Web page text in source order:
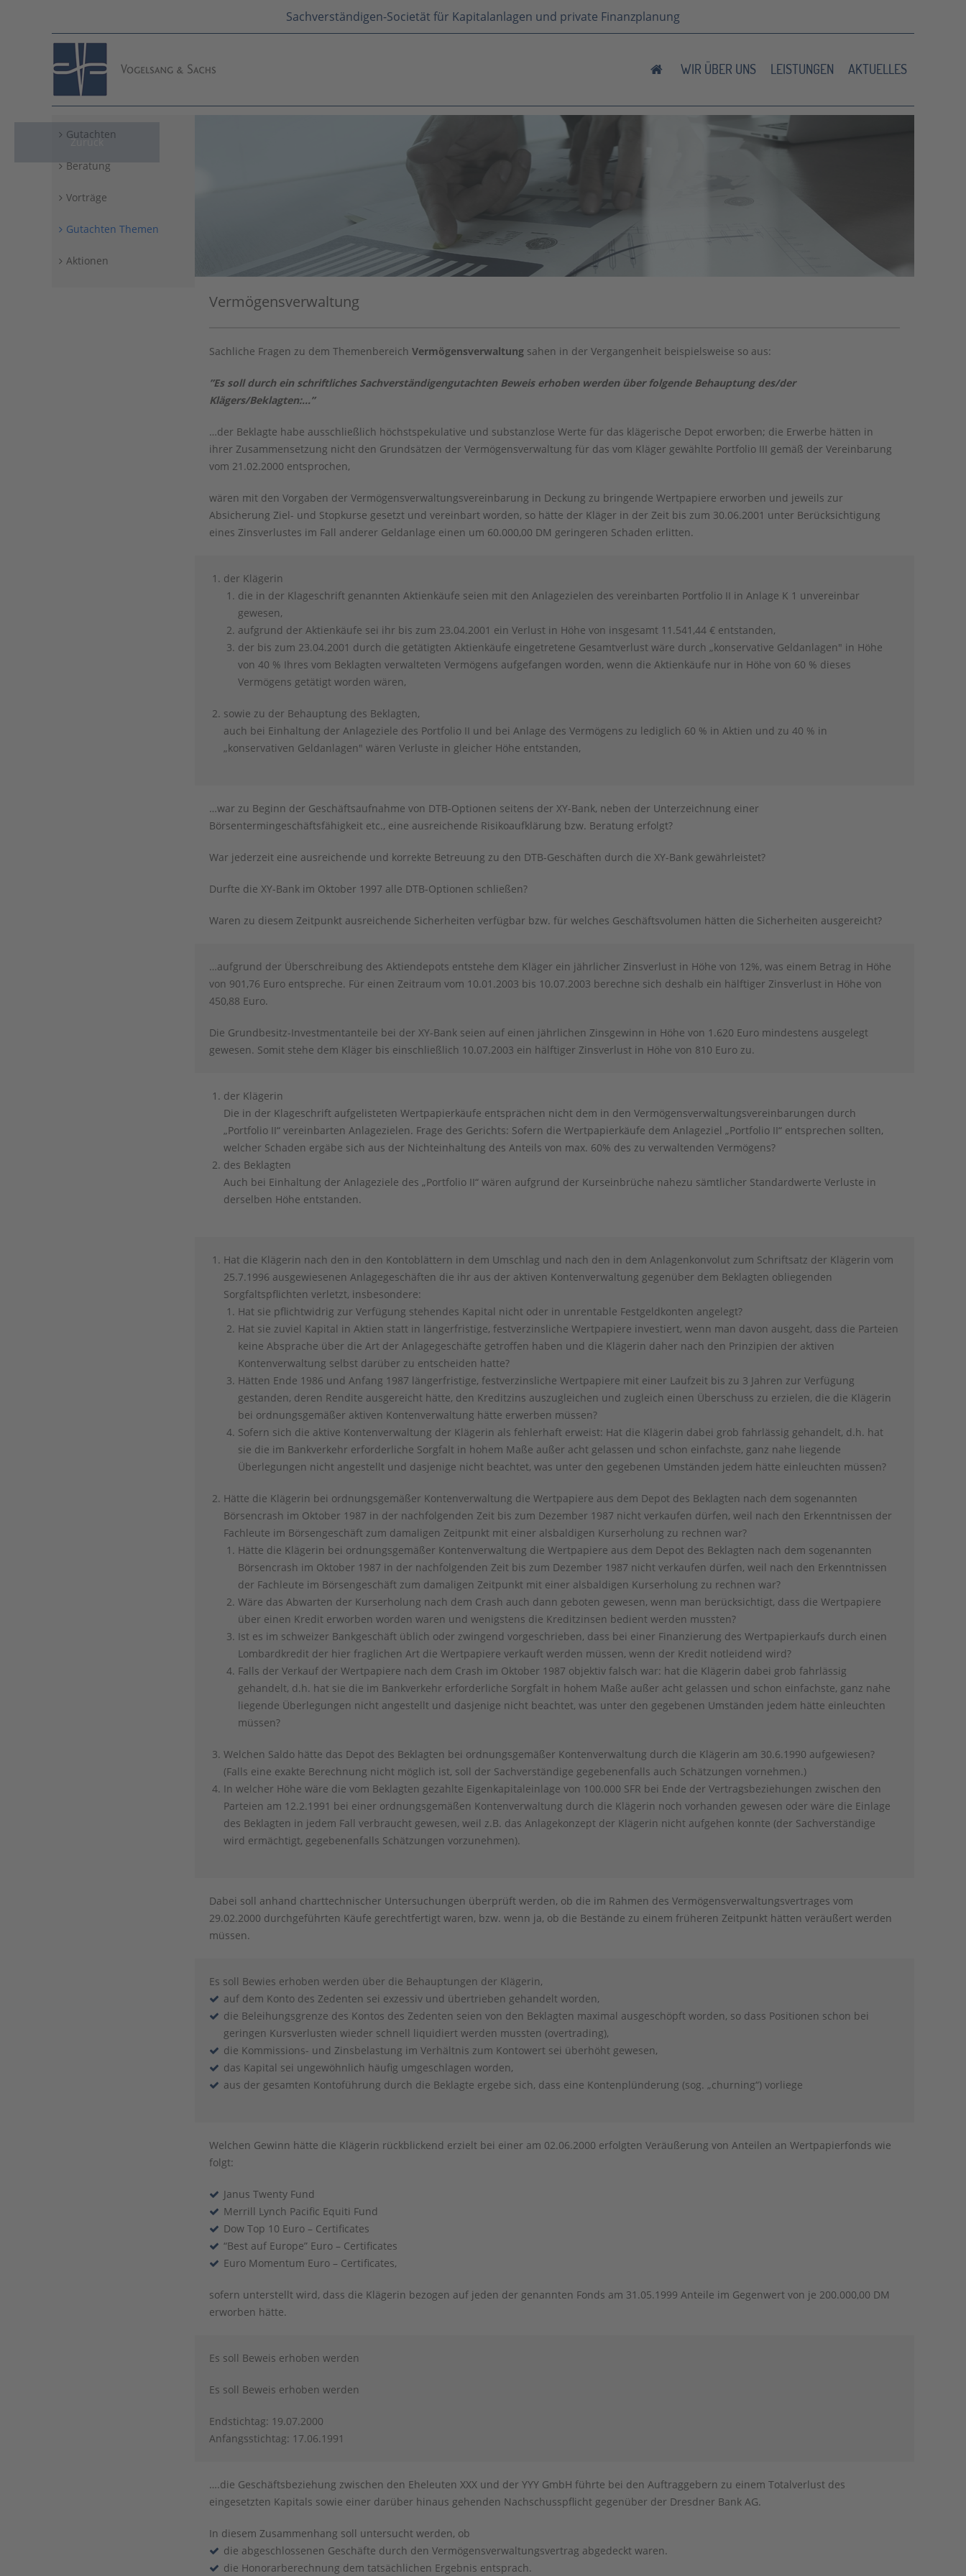
Sachverständigen-Societät für Kapitalanlagen und private Finanzplanung
WIR ÜBER UNS LEISTUNGEN AKTUELLES
Zurück
Vermögensverwaltung
Sachliche Fragen zu dem ThemenbereichVermögensverwaltung sahen in der Vergangenheit beispielsweise so aus:
”Es soll durch ein schriftliches Sachverständigengutachten Beweis erhoben werden über folgende Behauptung des/der
Klägers/Beklagten:...”
…der Beklagte habe ausschließlich höchstspekulative und substanzlose Werte für das klägerische Depot erworben; die Erwerbe hätten in
ihrer Zusammensetzung nicht den Grundsätzen der Vermögensverwaltung für das vom Kläger gewählte Portfolio III gemäß der Vereinbarung
vom 21.02.2000 entsprochen,
wären mit den Vorgaben der Vermögensverwaltungsvereinbarung in Deckung zu bringende Wertpapiere erworben und jeweils zur
Absicherung Ziel- und Stopkurse gesetzt und vereinbart worden, so hätte der Kläger in der Zeit bis zum 30.06.2001 unter Berücksichtigung
eines Zinsverlustes im Fall anderer Geldanlage einen um 60.000,00 DM geringeren Schaden erlitten.
der Klägerin
die in der Klageschrift genannten Aktienkäufe seien mit den Anlagezielen des vereinbarten Portfolio II in Anlage K 1 unvereinbar
gewesen,
aufgrund der Aktienkäufe sei ihr bis zum 23.04.2001 ein Verlust in Höhe von insgesamt 11.541,44 € entstanden,
der bis zum 23.04.2001 durch die getätigten Aktienkäufe eingetretene Gesamtverlust wäre durch „konservative Geldanlagen" in Höhe
von 40 % Ihres vom Beklagten verwalteten Vermögens aufgefangen worden, wenn die Aktienkäufe nur in Höhe von 60 % dieses
Vermögens getätigt worden wären,
sowie zu der Behauptung des Beklagten,
auch bei Einhaltung der Anlageziele des Portfolio II und bei Anlage des Vermögens zu lediglich 60 % in Aktien und zu 40 % in
„konservativen Geldanlagen" wären Verluste in gleicher Höhe entstanden,
…war zu Beginn der Geschäftsaufnahme von DTB-Optionen seitens der XY-Bank, neben der Unterzeichnung einer
Börsentermingeschäftsfähigkeit etc., eine ausreichende Risikoaufklärung bzw. Beratung erfolgt?
War jederzeit eine ausreichende und korrekte Betreuung zu den DTB-Geschäften durch die XY-Bank gewährleistet?
Durfte die XY-Bank im Oktober 1997 alle DTB-Optionen schließen?
Waren zu diesem Zeitpunkt ausreichende Sicherheiten verfügbar bzw. für welches Geschäftsvolumen hätten die Sicherheiten ausgereicht?
…aufgrund der Überschreibung des Aktiendepots entstehe dem Kläger ein jährlicher Zinsverlust in Höhe von 12%, was einem Betrag in Höhe
von 901,76 Euro entspreche. Für einen Zeitraum vom 10.01.2003 bis 10.07.2003 berechne sich deshalb ein hälftiger Zinsverlust in Höhe von
450,88 Euro.
Die Grundbesitz-Investmentanteile bei der XY-Bank seien auf einen jährlichen Zinsgewinn in Höhe von 1.620 Euro mindestens ausgelegt
gewesen. Somit stehe dem Kläger bis einschließlich 10.07.2003 ein hälftiger Zinsverlust in Höhe von 810 Euro zu.
der Klägerin
Die in der Klageschrift aufgelisteten Wertpapierkäufe entsprächen nicht dem in den Vermögensverwaltungsvereinbarungen durch
„Portfolio II“ vereinbarten Anlagezielen. Frage des Gerichts: Sofern die Wertpapierkäufe dem Anlageziel „Portfolio II“ entsprechen sollten,
welcher Schaden ergäbe sich aus der Nichteinhaltung des Anteils von max. 60% des zu verwaltenden Vermögens?
des Beklagten
Auch bei Einhaltung der Anlageziele des „Portfolio II“ wären aufgrund der Kurseinbrüche nahezu sämtlicher Standardwerte Verluste in
derselben Höhe entstanden.
Hat die Klägerin nach den in den Kontoblättern in dem Umschlag und nach den in dem Anlagenkonvolut zum Schriftsatz der Klägerin vom
25.7.1996 ausgewiesenen An­lagegeschäften die ihr aus der aktiven Kontenverwaltung gegenüber dem Beklagten obliegenden
Sorgfaltspflichten verletzt, insbesondere:
Hat sie pflichtwidrig zur Verfügung stehendes Kapital nicht oder in unrentable Festgeldkonten angelegt?
Hat sie zuviel Kapital in Aktien statt in längerfristige, festverzinsliche Wertpapiere investiert, wenn man davon ausgeht, dass die Parteien
keine Absprache über die Art der Anlagegeschäfte getroffen haben und die Klägerin daher nach den Prinzipien der aktiven
Kontenverwaltung selbst darüber zu entscheiden hatte?
Hätten Ende 1986 und Anfang 1987 längerfristige, festverzinsliche Wertpapiere mit einer Laufzeit bis zu 3 Jahren zur Verfügung
gestanden, deren Rendite ausgereicht hätte, den Kreditzins auszugleichen und zugleich einen Überschuss zu erzielen, die die Klägerin
bei ordnungsgemäßer aktiven Kontenverwaltung hätte erwerben müssen?
Sofern sich die aktive Kontenverwaltung der Klägerin als fehlerhaft erweist: Hat die Klägerin dabei grob fahrlässig gehandelt, d.h. hat
sie die im Bankverkehr erforderliche Sorgfalt in hohem Maße außer acht gelassen und schon einfachste, ganz nahe liegende
Überlegungen nicht angestellt und dasjenige nicht beachtet, was unter den gegebenen Umständen jedem hätte einleuchten müssen?
Hätte die Klägerin bei ordnungsgemäßer Kontenverwaltung die Wertpapiere aus dem Depot des Beklagten nach dem sogenannten
Börsencrash im Oktober 1987 in der nachfolgenden Zeit bis zum Dezember 1987 nicht verkaufen dürfen, weil nach den Erkenntnissen der
Fachleute im Börsengeschäft zum damaligen Zeitpunkt mit einer alsbaldigen Kurserholung zu rechnen war?
Hätte die Klägerin bei ordnungsgemäßer Kontenverwaltung die Wertpapiere aus dem Depot des Beklagten nach dem sogenannten
Börsencrash im Oktober 1987 in der nachfolgenden Zeit bis zum Dezember 1987 nicht verkaufen dürfen, weil nach den Erkenntnissen
der Fachleute im Börsengeschäft zum damaligen Zeitpunkt mit einer alsbaldigen Kurserholung zu rechnen war?
Wäre das Abwarten der Kurserholung nach dem Crash auch dann geboten gewesen, wenn man berücksichtigt, dass die Wertpapiere
über einen Kredit erworben worden waren und wenigstens die Kreditzinsen bedient werden mussten?
Ist es im schweizer Bankgeschäft üblich oder zwingend vorgeschrieben, dass bei einer Finanzierung des Wertpapierkaufs durch einen
Lombardkredit der hier fraglichen Art die Wertpapiere verkauft werden müssen, wenn der Kredit notleidend wird?
Falls der Verkauf der Wertpapiere nach dem Crash im Oktober 1987 objektiv falsch war: hat die Klägerin dabei grob fahrlässig
gehandelt, d.h. hat sie die im Bankverkehr erforderliche Sorgfalt in hohem Maße außer acht gelassen und schon einfachste, ganz nahe
liegende Überlegungen nicht angestellt und dasjenige nicht beachtet, was unter den gegebenen Umständen jedem hätte einleuchten
müssen?
Welchen Saldo hätte das Depot des Beklagten bei ordnungsgemäßer Kontenverwaltung durch die Klägerin am 30.6.1990 aufgewiesen?
(Falls eine exakte Berechnung nicht möglich ist, soll der Sachverständige gegebenenfalls auch Schätzungen vornehmen.)
In welcher Höhe wäre die vom Beklagten gezahlte Eigenkapitaleinlage von 100.000 SFR bei Ende der Vertragsbeziehungen zwischen den
Parteien am 12.2.1991 bei einer ordnungsgemäßen Kontenverwaltung durch die Klägerin noch vorhanden gewesen oder wäre die Einlage
des Beklagten in jedem Fall verbraucht gewesen, weil z.B. das Anlagekonzept der Klägerin nicht aufgehen konnte (der Sachverständige
wird ermächtigt, gegebenenfalls Schätzungen vorzunehmen).
Dabei soll anhand charttechnischer Untersuchungen überprüft werden, ob die im Rahmen des Vermögensverwaltungsvertrages vom
29.02.2000 durchgeführten Käufe gerechtfertigt waren, bzw. wenn ja, ob die Bestände zu einem früheren Zeitpunkt hätten veräußert werden
müssen.
Es soll Bewies erhoben werden über die Behauptungen der Klägerin,
auf dem Konto des Zedenten sei exzessiv und übertrieben gehandelt worden,
die Beleihungsgrenze des Kontos des Zedenten seien von den Beklagten maximal ausgeschöpft worden, so dass Positionen schon bei
geringen Kursverlusten wieder schnell liquidiert werden mussten (overtrading),
die Kommissions- und Zinsbelastung im Verhältnis zum Kontowert sei überhöht gewesen,
das Kapital sei ungewöhnlich häufig umgeschlagen worden,
aus der gesamten Kontoführung durch die Beklagte ergebe sich, dass eine Kontenplünderung (sog. „churning“) vorliege
Welchen Gewinn hätte die Klägerin rückblickend erzielt bei einer am 02.06.2000 erfolgten Veräußerung von Anteilen an Wertpapierfonds wie
folgt:
Janus Twenty Fund
Merrill Lynch Pacific Equiti Fund
Dow Top 10 Euro – Certificates
“Best auf Europe” Euro – Certificates
Euro Momentum Euro – Certificates,
sofern unterstellt wird, dass die Klägerin bezogen auf jeden der genannten Fonds am 31.05.1999 Anteile im Gegenwert von je 200.000,00 DM
erworben hätte.
Es soll Beweis erhoben werden
Es soll Beweis erhoben werden
Endstichtag: 19.07.2000
Anfangsstichtag: 17.06.1991
….die Geschäftsbeziehung zwischen den Eheleuten XXX und der YYY GmbH führte bei den Auftraggebern zu einem Totalverlust des
eingesetzten Kapitals sowie einer darüber hinaus gehenden Nachschusspflicht gegenüber der Dresdner Bank AG.
In diesem Zusammenhang soll untersucht werden, ob
die abgeschlossenen Geschäfte durch den Vermögensverwaltungsvertrag abgedeckt waren.
die Honorarberechnung dem tatsächlichen Ergebnis entsprach.
Gutachten
Beratung
Vorträge
Gutachten Themen
Aktionen